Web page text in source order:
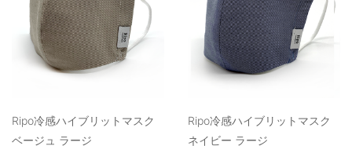
Ripo冷感ハイブリットマスク
ベージュ ラージ
Ripo冷感ハイブリットマスク
ネイビー ラージ